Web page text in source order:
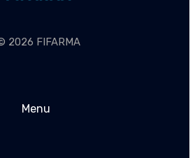
2026 FIFARMA
Menu